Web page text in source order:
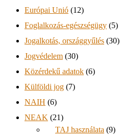
Európai Unió (12)
Foglalkozás-egészségügy (5)
Jogalkotás, országgyűlés (30)
Jogvédelem (30)
Közérdekű adatok (6)
Külföldi jog (7)
NAIH (6)
NEAK (21)
TAJ használata (9)